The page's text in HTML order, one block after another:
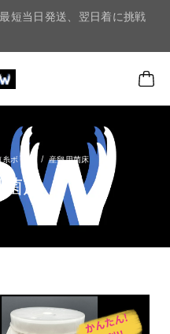
短当日発送、翌日着に挑戦
ボトル 産卵用菌床
床